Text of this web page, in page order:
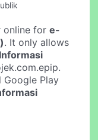
online fore-
. It only allows
Play